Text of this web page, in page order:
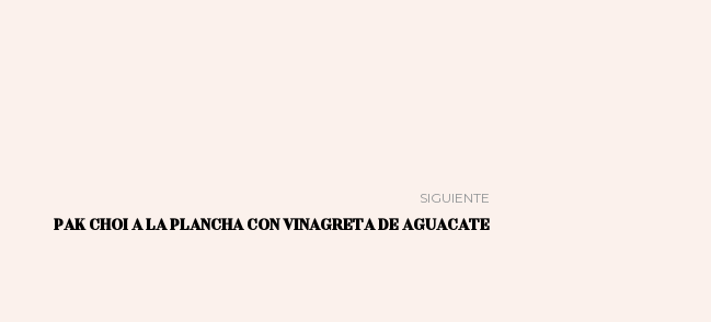
SIGUIENTE
PAK CHOI A LA PLANCHA CON VINAGRETA DE AGUACATE